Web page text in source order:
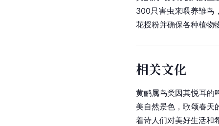
300只害虫来喂养雏鸟
花授粉并确保各种植物
相关文化
黄鹂属鸟类因其悦耳的
美自然景色，歌颂春天
着诗人们对美好生活和